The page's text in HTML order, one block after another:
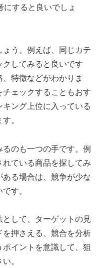
すると良いでしょ
う。例えば、同じカテ
してみると良いです
特徴などがわかりま
ェックすることもおす
ング上位に入っている
。
のも一つの手です。例
ている商品を探してみ
る場合は、競争が少な
す。
して、ターゲットの見
押さえる、競合を分析
イントを意識して、狙
。